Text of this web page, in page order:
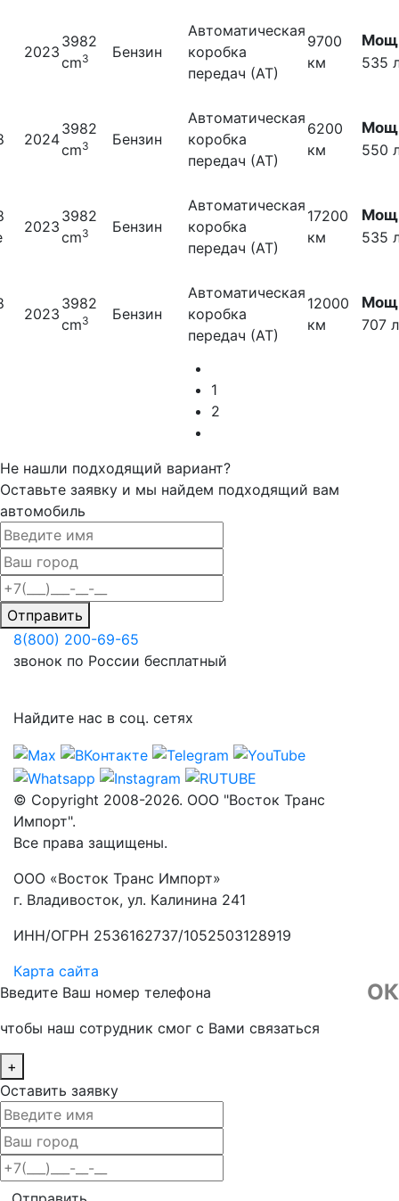
2023
3982
cm3 Бензин
Автоматическая
коробка
передач (АТ)
9700
км
535
2024
3982
cm3 Бензин
Автоматическая
коробка
передач (АТ)
6200
км
550
2023
3982
cm3 Бензин
Автоматическая
коробка
передач (АТ)
17200
км
535
2023
3982
cm3 Бензин
Автоматическая
коробка
передач (АТ)
12000
км
707
1
2
Не нашли подходящий вариант?
Оставьте заявку и мы найдем подходящий вам
автомобиль
Отправить
8(800) 200-69-65
звонок по России бесплатный
Найдите нас в соц. сетях
© Copyright 2008-2026. ООО "Восток Транс
Импорт".
Все права защищены.
ООО «Восток Транс Импорт»
г. Владивосток, ул. Калинина 241
ИНН/ОГРН 2536162737/1052503128919
Карта сайта
ОК
Введите Ваш номер телефона
чтобы наш сотрудник смог с Вами связаться
+
Оставить заявку